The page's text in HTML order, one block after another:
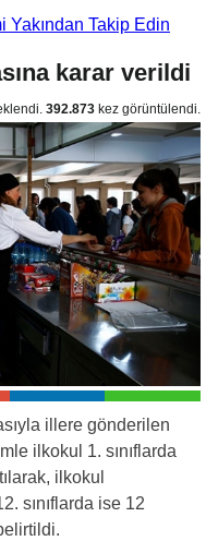
karar verildi
392.873 kez görüntülendi.
illere gönderilen
ilkokul 1. sınıflarda
ilkokul
sınıflarda ise 12